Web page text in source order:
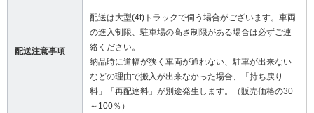
配送注意事項
配送は大型(4t)トラックで伺う場合がございます。車両
の進入制限、駐車場の高さ制限がある場合は必ずご連
絡ください。
納品時に道幅が狭く車両が通れない、駐車が出来ない
などの理由で搬入が出来なかった場合、「持ち戻り
料」「再配達料」が別途発生します。（販売価格の30
～100％）